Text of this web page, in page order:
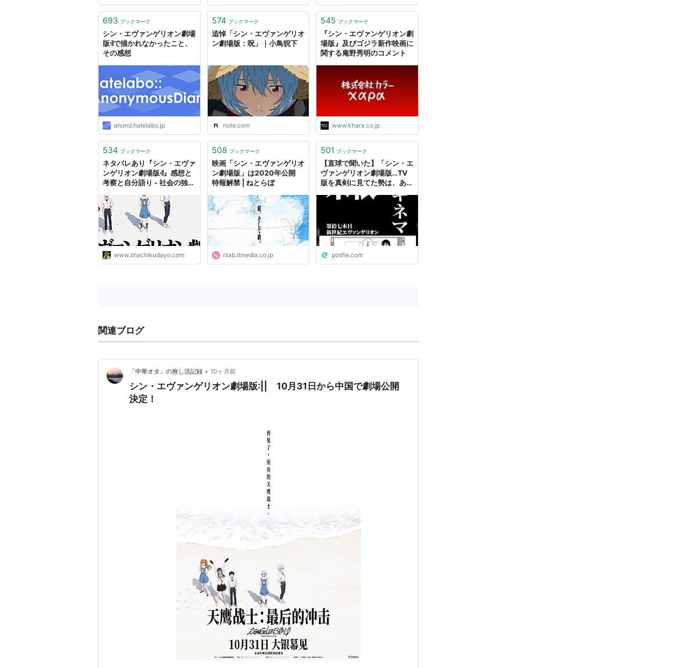
693 ブックマーク
シン・エヴァンゲリオン劇場
版𝄇で描かれなかったこと、
その感想
anond.hatelabo.jp
574 ブックマーク
追悼「シン・エヴァンゲリオ
ン劇場版：呪」｜小鳥猊下
note.com
545 ブックマーク
『シン・エヴァンゲリオン劇
場版』及びゴジラ新作映画に
関する庵野秀明のコメント
www.khara.co.jp
534 ブックマーク
ネタバレあり『シン・エヴァ
ンゲリオン劇場版𝄇』感想と
考察と自分語り - 社会の独房
www.shachikudayo.com
508 ブックマーク
映画「シン・エヴァンゲリオ
ン劇場版」は2020年公開
特報解禁 | ねとらぼ
nlab.itmedia.co.jp
501 ブックマーク
【直球で聞いた】「シン・エ
ヴァンゲリオン劇場版…TV
版を真剣に見てた勢は、あの
posfie.com
関連ブログ
「中華オタ」の推し活記録 • 10ヶ月前
シン・エヴァンゲリオン劇場版:|| 10月31日から中国で劇場公開
決定！